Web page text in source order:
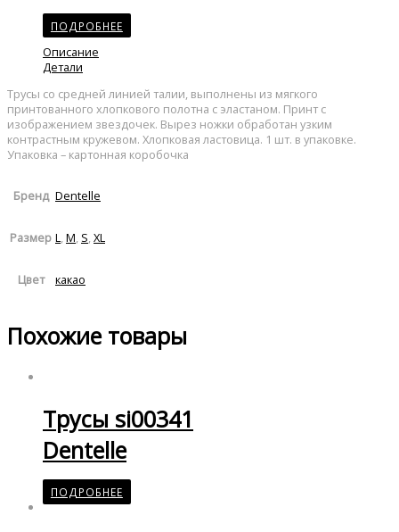
ПОДРОБНЕЕ
Описание
Детали
Трусы со средней линией талии, выполнены из мягкого
принтованного хлопкового полотна с эластаном. Принт с
изображением звездочек. Вырез ножки обработан узким
контрастным кружевом. Хлопковая ластовица. 1 шт. в упаковке.
Упаковка – картонная коробочка
Бренд Dentelle
Размер L M S XL
Цвет какао
Похожие товары
Трусы si00341
Dentelle
ПОДРОБНЕЕ